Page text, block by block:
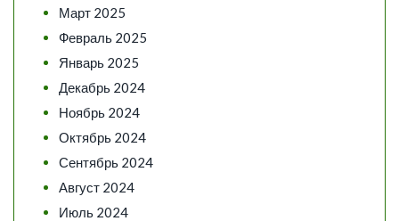
Март 2025
Февраль 2025
Январь 2025
Декабрь 2024
Ноябрь 2024
Октябрь 2024
Сентябрь 2024
Август 2024
Июль 2024